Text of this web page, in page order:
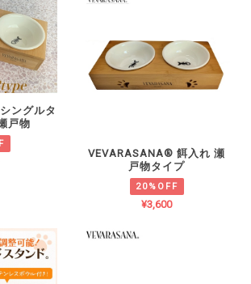
ングルタ
戸物
VEVARASANA®︎ 餌入れ 瀬
戸物タイプ
20%OFF
¥3,600